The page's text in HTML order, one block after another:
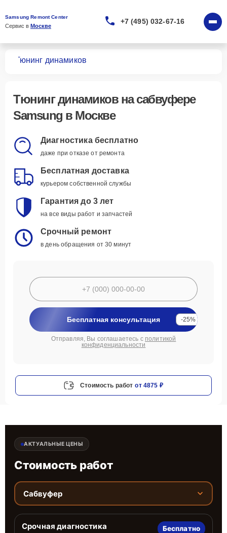
Samsung Remont Center
Сервис в Москве
+7 (495) 032-67-16
Тюнинг динамиков
Тюнинг динамиковна сабвуфере
Samsung в Москве
Диагностика бесплатно
даже при отказе от ремонта
Бесплатная доставка
курьером собственной службы
Гарантия до 3 лет
на все виды работ и запчастей
Срочный ремонт
в день обращения от 30 минут
Бесплатная консультация -25%
Отправляя, Вы соглашаетесь с политикой
конфиденциальности
Стоимость работ от 4875 ₽
АКТУАЛЬНЫЕ ЦЕНЫ
Стоимость работ
Сабвуфер
Срочная диагностика Бесплатно